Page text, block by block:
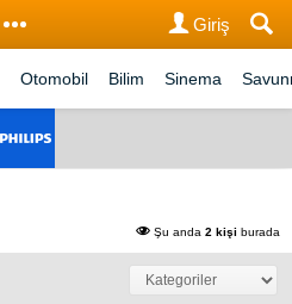
Giriş
Otomobil Bilim Sinema
Şu anda 2 kişi burada